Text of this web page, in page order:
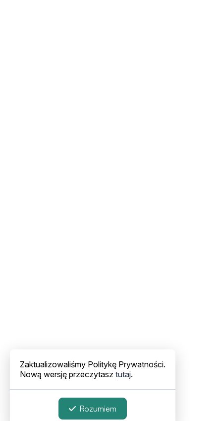
Zaktualizowaliśmy Politykę Prywatności.
Nową wersję przeczytasz tutaj.
Rozumiem